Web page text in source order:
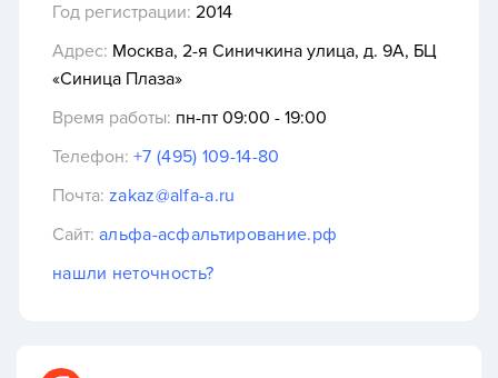
Год регистрации: 2014
Адрес: Москва, 2-я Синичкина улица, д. 9А, БЦ
«Синица Плаза»
Время работы: пн-пт 09:00 - 19:00
Телефон: +7 (495) 109-14-80
Почта: zakaz@alfa-a.ru
Сайт: альфа-асфальтирование.рф
нашли неточность?